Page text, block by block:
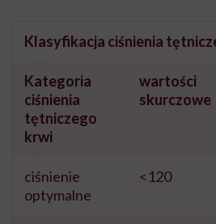
Klasyfikacja ciśnienia
Kategoria
ciśnienia
tętniczego
krwi
wartości
skurczowe
ciśnienie
optymalne
<120